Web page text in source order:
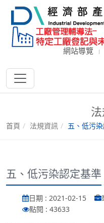
網站導覽
首頁 法規資訊 五、低污
五、低污染認定基準
日期 : 2021-02-15
點閱 : 43633